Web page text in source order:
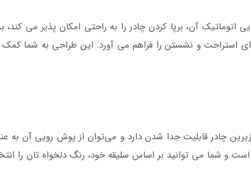
آن، برپا کردن چادر را به راحتی امکان‌ پذیر می‌ کند،
ارتفاع 140 سانتی‌ متر است که فضای کافی برای استراحت و نشستن را فراهم می‌ آورد. این طراحی به
چادر قابلیت جدا شدن دارد و می‌توان از پوش رویی آن به
و شما می‌ توانید بر اساس سلیقه خود، رنگ دلخواه‌ تان را